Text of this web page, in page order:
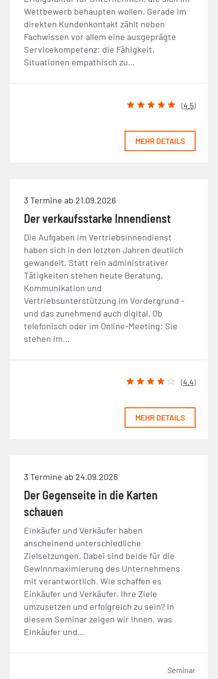
Wettbewerb behaupten wollen. Gerade im
direkten Kundenkontakt zählt neben
Fachwissen vor allem eine ausgeprägte
Servicekompetenz: die Fähigkeit,
Situationen empathisch zu…
(4.5)
MEHR DETAILS
3 Termine ab 21.09.2026
Der verkaufsstarke Innendienst
Die Aufgaben im Vertriebsinnendienst
haben sich in den letzten Jahren deutlich
gewandelt. Statt rein administrativer
Tätigkeiten stehen heute Beratung,
Kommunikation und
Vertriebsunterstützung im Vordergrund -
und das zunehmend auch digital. Ob
telefonisch oder im Online-Meeting: Sie
stehen im…
(4.4)
MEHR DETAILS
3 Termine ab 24.09.2026
Der Gegenseite in die Karten
schauen
Einkäufer und Verkäufer haben
anscheinend unterschiedliche
Zielsetzungen. Dabei sind beide für die
Gewinnmaximierung des Unternehmens
mit verantwortlich. Wie schaffen es
Einkäufer und Verkäufer, Ihre Ziele
umzusetzen und erfolgreich zu sein? In
diesem Seminar zeigen wir Ihnen, was
Einkäufer und…
Seminar